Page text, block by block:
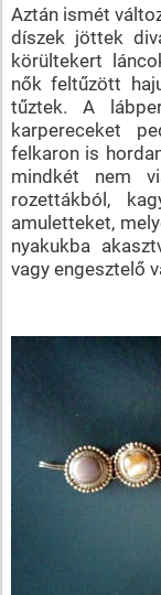
Aztán ismét
díszek jöttek
körültekert
nők feltűzött
tűztek. A
karpereceket
felkaron is
mindkét nem
rozettákból,
amuletteket,
nyakukba
vagy engesztelő